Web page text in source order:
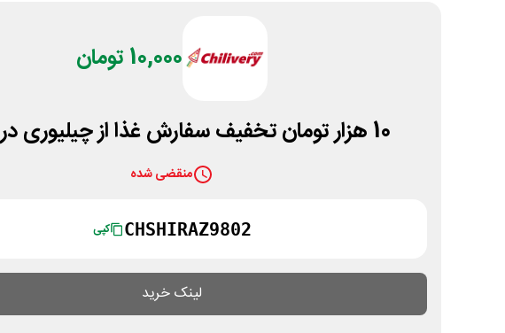
10,000 تومان
10 هزار تومان تخفیف سفارش غذا از چیلیوری در شیراز
منقضی شده
CHSHIRAZ9802 کپی
لینک خرید